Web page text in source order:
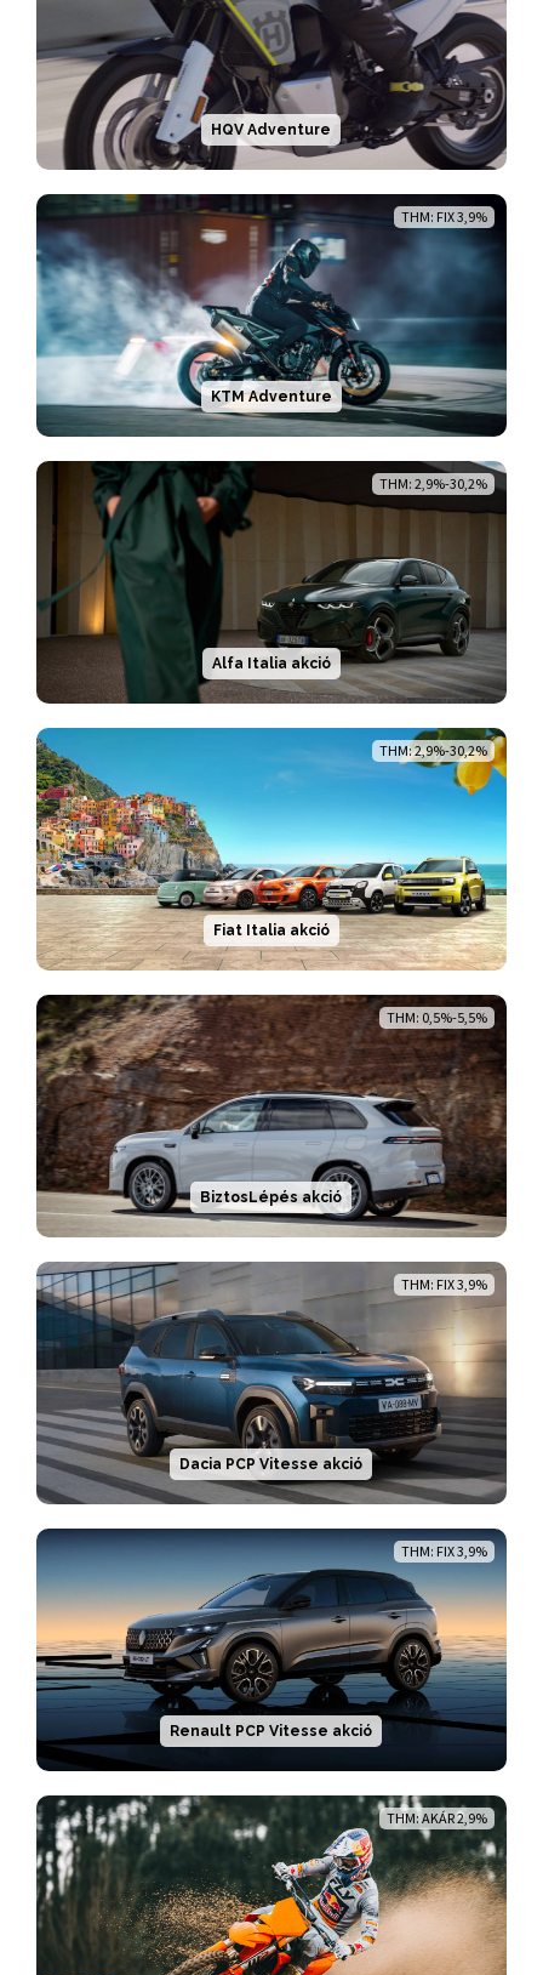
HQV Adventure
THM: FIX 3,9%
KTM Adventure
THM: 2,9%-30,2%
Alfa Italia akció
THM: 2,9%-30,2%
Fiat Italia akció
THM: 0,5%-5,5%
BiztosLépés akció
THM: FIX 3,9%
Dacia PCP Vitesse akció
THM: FIX 3,9%
Renault PCP Vitesse akció
THM: AKÁR 2,9%